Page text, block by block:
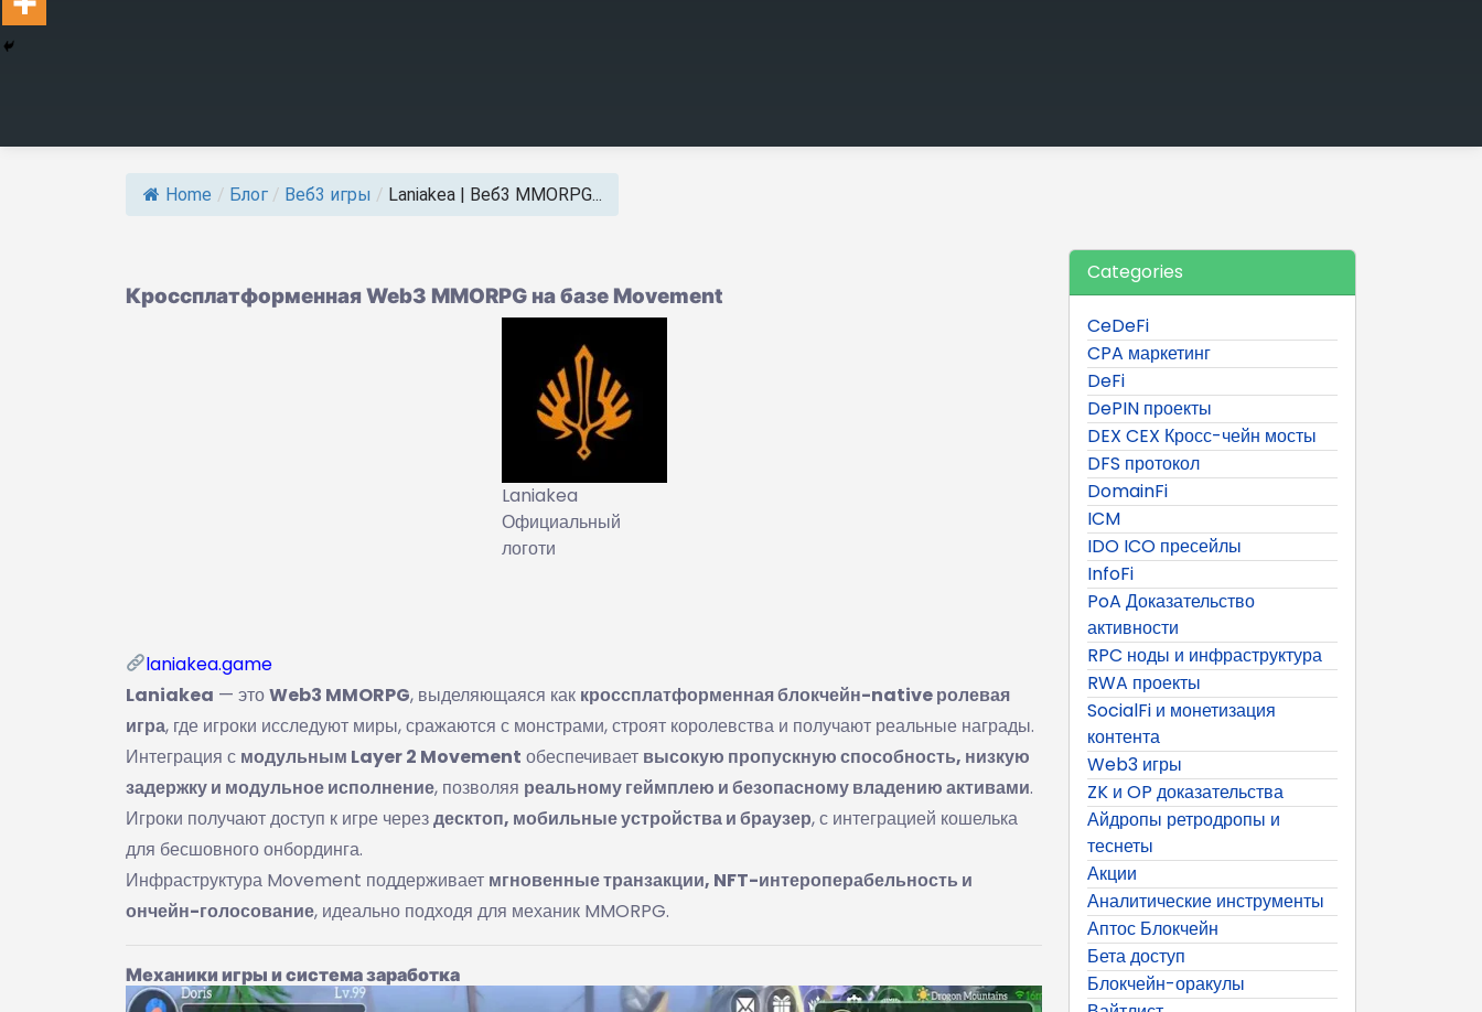
Home / Блог / Веб3 игры / Laniakea | Веб3 MMORPG...
Кроссплатформенная Web3 MMORPG на базе Movement
Laniakea
Официальный
логоти
laniakea.game
Laniakea — этоWeb3 MMORPG, выделяющаяся как кроссплатформенная блокчейн-native ролевая
игра, где игроки исследуют миры, сражаются с монстрами, строят королевства и получают реальные награды.
Интеграция с модульным Layer 2 Movement обеспечивает высокую пропускную способность, низкую
задержку и модульное исполнение, позволяя реальному геймплею и безопасному владению активами.
Игроки получают доступ к игре черездесктоп, мобильные устройства и браузер, с интеграцией кошелька
для бесшовного онбординга.
Инфраструктура Movement поддерживает мгновенные транзакции, NFT-интероперабельность и
ончейн-голосование, идеально подходя для механик MMORPG.
Механики игры и система заработка
Categories
CeDeFi
CPA маркетинг
DeFi
DePIN проекты
DEX CEX Кросс-чейн мосты
DFS протокол
DomainFi
ICM
IDO ICO пресейлы
InfoFi
PoA Доказательство
активности
RPC ноды и инфраструктура
RWA проекты
SocialFi и монетизация
контента
Web3 игры
ZK и OP доказательства
Айдропы ретродропы и
теснеты
Акции
Аналитические инструменты
Аптос Блокчейн
Бета доступ
Блокчейн-оракулы